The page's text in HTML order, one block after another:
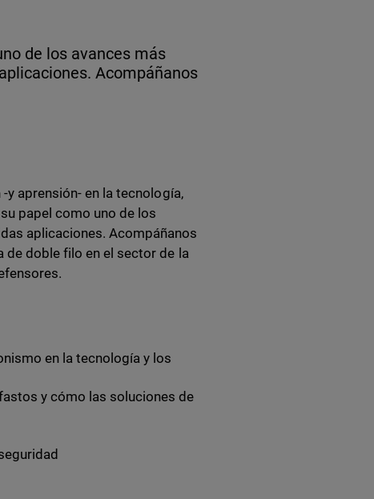
de los avances más
Acompáñanos
aprensión- en la tecnología,
papel como uno de los
aplicaciones. Acompáñanos
de doble filo en el sector de la
en la tecnología y los
y cómo las soluciones de